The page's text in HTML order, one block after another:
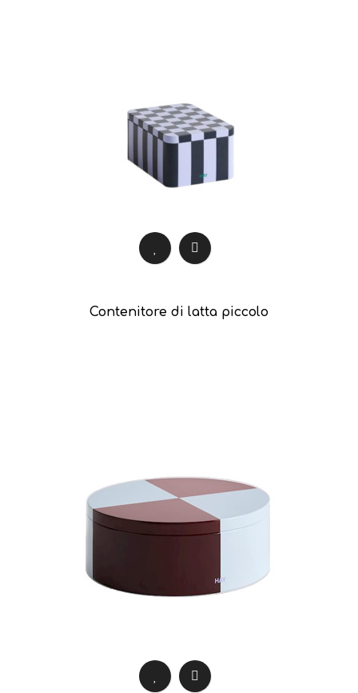
Contenitore di latta piccolo